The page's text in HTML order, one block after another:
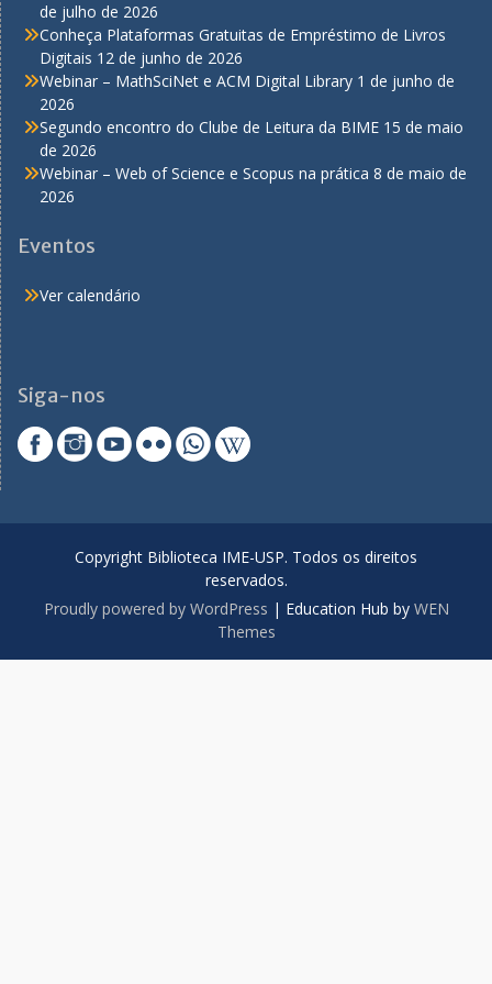
de julho de 2026
Conheça Plataformas Gratuitas de Empréstimo de Livros
Digitais 12 de junho de 2026
Webinar – MathSciNet e ACM Digital Library 1 de junho de
2026
Segundo encontro do Clube de Leitura da BIME 15 de maio
de 2026
Webinar – Web of Science e Scopus na prática 8 de maio de
2026
Eventos
Ver calendário
Siga-nos
Copyright Biblioteca IME-USP. Todos os direitos
reservados.
Proudly powered by WordPress | Education Hub by WEN
Themes